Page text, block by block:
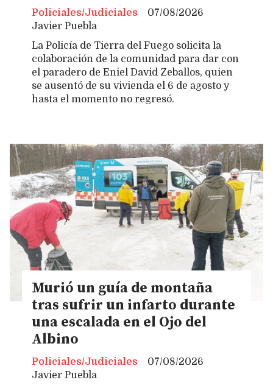
Javier Puebla
Policiales/Judiciales 07/08/2026
La Policía de Tierra del Fuego solicita la
colaboración de la comunidad para dar con
el paradero de Eniel David Zeballos, quien
se ausentó de su vivienda el 6 de agosto y
hasta el momento no regresó.
Murió un guía de montaña
tras sufrir un infarto durante
una escalada en el Ojo del
Albino
Javier Puebla
Policiales/Judiciales 07/08/2026